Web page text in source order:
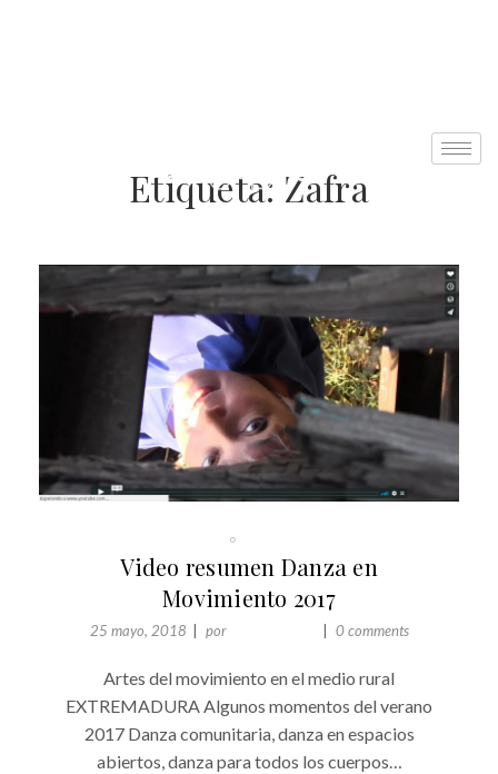
Etiqueta: Zafra
Video resumen Danza en
Movimiento 2017
25 mayo, 2018 por 0 comments
Artes del movimiento en el medio rural
EXTREMADURA Algunos momentos del verano
2017 Danza comunitaria, danza en espacios
abiertos, danza para todos los cuerpos…